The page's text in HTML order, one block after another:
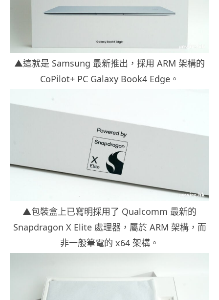
▲這就是 Samsung 最新推出，採用 ARM 架構的
CoPilot+ PC Galaxy Book4 Edge。
▲包裝盒上已寫明採用了 Qualcomm 最新的
Snapdragon X Elite 處理器，屬於 ARM 架構，而
非一般筆電的 x64 架構。